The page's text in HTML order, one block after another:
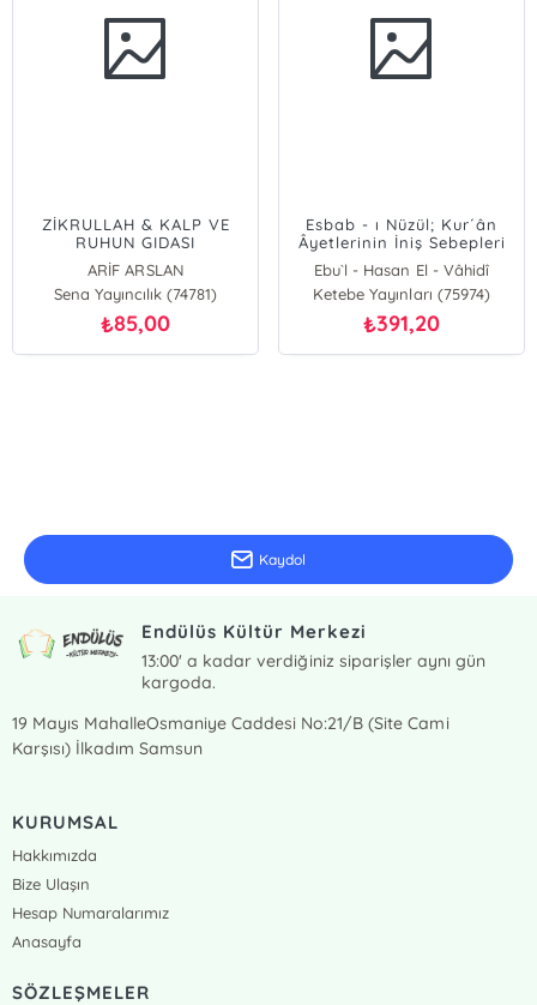
ZİKRULLAH & KALP VE
RUHUN GIDASI
ARİF ARSLAN
Sena Yayıncılık (74781)
₺85,00
Esbab - ı Nüzül; Kur´ân
Âyetlerinin İniş Sebepleri
Ebu`l - Hasan El - Vâhidî
Ketebe Yayınları (75974)
₺391,20
Kaydol
Endülüs Kültür Merkezi
13:00' a kadar verdiğiniz siparişler aynı gün
kargoda.
19 Mayıs MahalleOsmaniye Caddesi No:21/B (Site Cami
Karşısı) İlkadım Samsun
KURUMSAL
Hakkımızda
Bize Ulaşın
Hesap Numaralarımız
Anasayfa
SÖZLEŞMELER